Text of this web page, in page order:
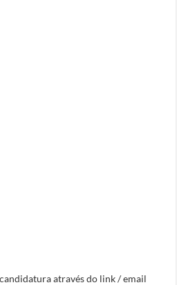
através do link / email